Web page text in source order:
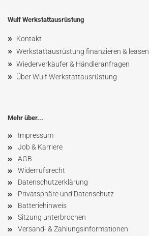
Wulf Werkstattausrüstung
» Kontakt
» Werkstattausrüstung finanzieren & leasen
» Wiederverkäufer & Händleranfragen
» Über Wulf Werkstattausrüstung
Mehr über...
Impressum
Job & Karriere
AGB
Widerrufsrecht
Datenschutzerklärung
Privatsphäre und Datenschutz
Batteriehinweis
Sitzung unterbrochen
Versand- & Zahlungsinformationen